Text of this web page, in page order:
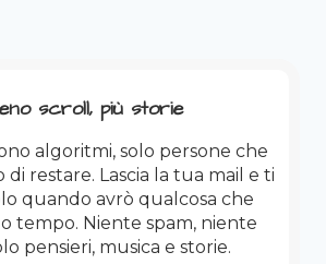
scroll, più storie
algoritmi, solo persone che
di restare. Lascia la tua mail e ti
quando avrò qualcosa che
tempo. Niente spam, niente
pensieri, musica e storie.